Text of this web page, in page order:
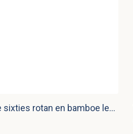
Vintage sixties rotan en bamboe lectuurbak